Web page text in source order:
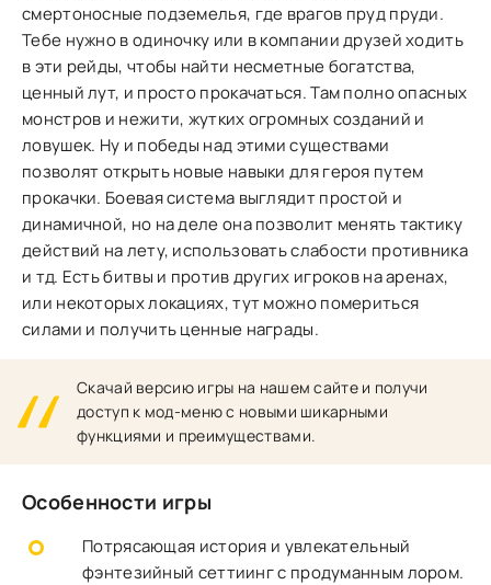
смертоносные подземелья, где врагов пруд пруди.
Тебе нужно в одиночку или в компании друзей ходить
в эти рейды, чтобы найти несметные богатства,
ценный лут, и просто прокачаться. Там полно опасных
монстров и нежити, жутких огромных созданий и
ловушек. Ну и победы над этими существами
позволят открыть новые навыки для героя путем
прокачки. Боевая система выглядит простой и
динамичной, но на деле она позволит менять тактику
действий на лету, использовать слабости противника
и тд. Есть битвы и против других игроков на аренах,
или некоторых локациях, тут можно помериться
силами и получить ценные награды.
Скачай версию игры на нашем сайте и получи
доступ к мод-меню с новыми шикарными
функциями и преимуществами.
Особенности игры
Потрясающая история и увлекательный
фэнтезийный сеттиинг с продуманным лором.